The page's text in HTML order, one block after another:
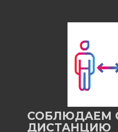
СОБЛЮДАЕМ
ДИСТАНЦИЮ